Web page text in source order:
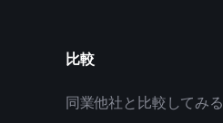
比較
同業他社と比較してみる